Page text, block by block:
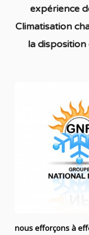
expérience
Climatisation
la disposition
nous efforçons à